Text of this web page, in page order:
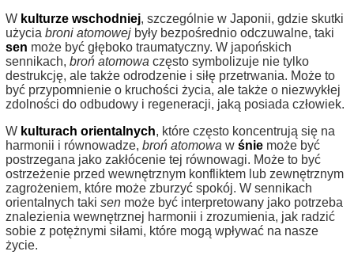
W kulturze wschodniej, szczególnie w Japonii, gdzie skutki
użycia broni atomowej były bezpośrednio odczuwalne, taki
sen może być głęboko traumatyczny. W japońskich
sennikach, broń atomowa często symbolizuje nie tylko
destrukcję, ale także odrodzenie i siłę przetrwania. Może to
być przypomnienie o kruchości życia, ale także o niezwykłej
zdolności do odbudowy i regeneracji, jaką posiada człowiek.
W kulturach orientalnych, które często koncentrują się na
harmonii i równowadze, broń atomowa w śnie może być
postrzegana jako zakłócenie tej równowagi. Może to być
ostrzeżenie przed wewnętrznym konfliktem lub zewnętrznym
zagrożeniem, które może zburzyć spokój. W sennikach
orientalnych taki sen może być interpretowany jako potrzeba
znalezienia wewnętrznej harmonii i zrozumienia, jak radzić
sobie z potężnymi siłami, które mogą wpływać na nasze
życie.